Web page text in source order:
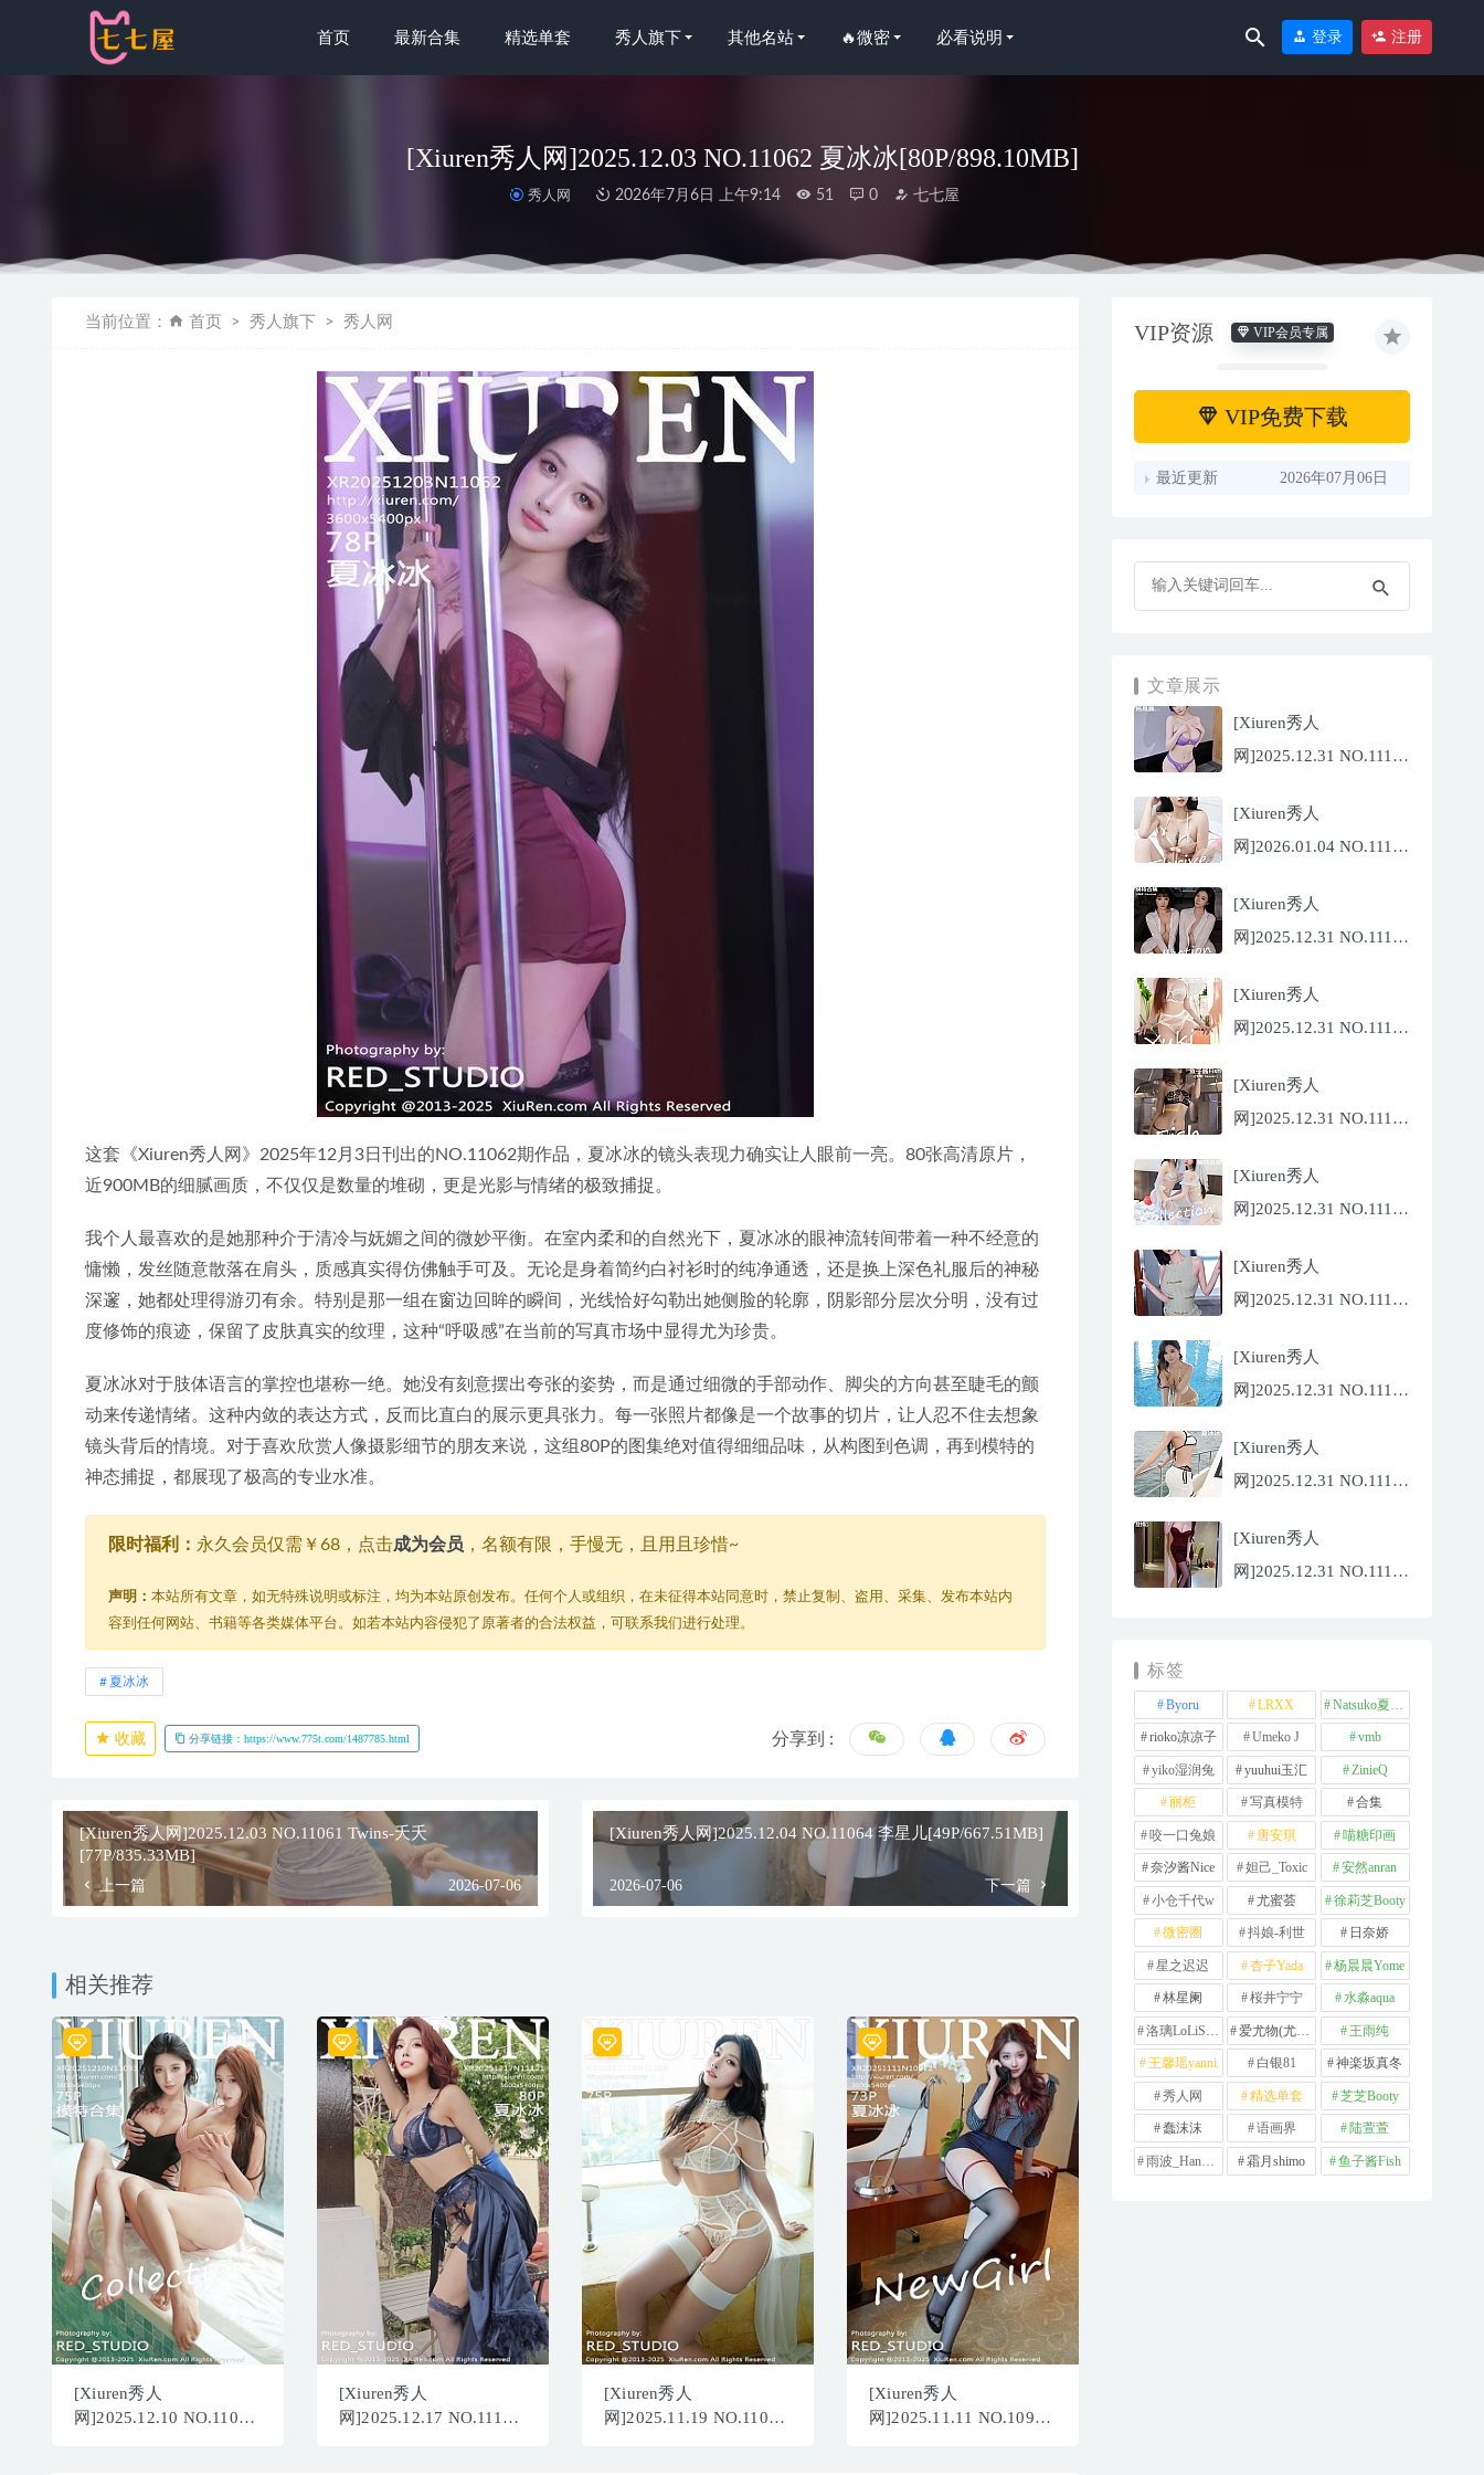
首页 最新合集 精选单套 秀人旗下 其他名站 🔥微密 必看说明 登录 注册
[Xiuren秀人网]2025.12.03 NO.11062 夏冰冰[80P/898.10MB]
秀人网 2026年7月6日 上午9:14 51 0 七七屋
当前位置： 首页 秀人旗下 秀人网
这套《Xiuren秀人网》2025年12月3日刊出的NO.11062期作品，夏冰冰的镜头表现力确实让人眼前一亮。80张高清原片，
近900MB的细腻画质，不仅仅是数量的堆砌，更是光影与情绪的极致捕捉。
我个人最喜欢的是她那种介于清冷与妩媚之间的微妙平衡。在室内柔和的自然光下，夏冰冰的眼神流转间带着一种不经意的
慵懒，发丝随意散落在肩头，质感真实得仿佛触手可及。无论是身着简约白衬衫时的纯净通透，还是换上深色礼服后的神秘
深邃，她都处理得游刃有余。特别是那一组在窗边回眸的瞬间，光线恰好勾勒出她侧脸的轮廓，阴影部分层次分明，没有过
度修饰的痕迹，保留了皮肤真实的纹理，这种“呼吸感”在当前的写真市场中显得尤为珍贵。
夏冰冰对于肢体语言的掌控也堪称一绝。她没有刻意摆出夸张的姿势，而是通过细微的手部动作、脚尖的方向甚至睫毛的颤
动来传递情绪。这种内敛的表达方式，反而比直白的展示更具张力。每一张照片都像是一个故事的切片，让人忍不住去想象
镜头背后的情境。对于喜欢欣赏人像摄影细节的朋友来说，这组80P的图集绝对值得细细品味，从构图到色调，再到模特的
神态捕捉，都展现了极高的专业水准。
限时福利： 永久会员仅需￥68，点击成为会员 ，名额有限，手慢无，且用且珍惜~
声明： 本站所有文章，如无特殊说明或标注，均为本站原创发布。任何个人或组织，在未征得本站同意时，禁止复制、盗用、采集、发布本站内
容到任何网站、书籍等各类媒体平台。如若本站内容侵犯了原著者的合法权益，可联系我们进行处理。
夏冰冰
收藏 分享链接：https://www.775t.com/1487785.html 分享到 :
[Xiuren秀人网]2025.12.03 NO.11061 Twins-夭夭
[77P/835.33MB]
上一篇 2026-07-06
[Xiuren秀人网]2025.12.04 NO.11064 李星儿[49P/667.51MB]
2026-07-06 下一篇
相关推荐
[Xiuren秀人
网]2025.12.10 NO.11093
[Xiuren秀人
网]2025.12.17 NO.11121
[Xiuren秀人
网]2025.11.19 NO.11003
[Xiuren秀人
网]2025.11.11 NO.10972
VIP资源 VIP会员专属
VIP免费下载
最近更新 2026年07月06日
文章展示
[Xiuren秀人
网]2025.12.31 NO.11187
[Xiuren秀人
网]2026.01.04 NO.11189
_Thrive[71P/640.85MB]
[Xiuren秀人
网]2025.12.31 NO.11188
[Xiuren秀人
网]2025.12.31 NO.11185
Yuki[75P/942.33MB]
[Xiuren秀人
网]2025.12.31 NO.11186
Fish[79P/773.17MB]
[Xiuren秀人
网]2025.12.31 NO.11184
[82P/854.18MB]
[Xiuren秀人
网]2025.12.31 NO.11183
[Xiuren秀人
网]2025.12.31 NO.11182
[81P/959.10MB]
[Xiuren秀人
网]2025.12.31 NO.11180
[Xiuren秀人
网]2025.12.31 NO.11181
标签
Byoru LRXX Natsuko夏夏子
rioko凉凉子 Umeko J vmb
yiko湿润兔 yuuhui玉汇 ZinieQ
丽柜 写真模特 合集
咬一口兔娘 唐安琪 喵糖印画
奈汐酱Nice 妲己_Toxic 安然anran
小仓千代w 尤蜜荟 徐莉芝Booty
微密圈 抖娘-利世 日奈娇
星之迟迟 杏子Yada 杨晨晨Yome
林星阑 桜井宁宁 水淼aqua
洛璃LoLiSAMA 爱尤物(尤果网) 王雨纯
王馨瑶yanni 白银81 神楽坂真冬
秀人网 精选单套 芝芝Booty
蠢沫沫 语画界 陆萱萱
雨波_HaneAme 霜月shimo 鱼子酱Fish
[微密圈]奶宝妹纸 –酒店浴室大胆放开[55P6V-483M]
ZinieQ – Chunli Street Fighter [38P+15V／1.02GB]
[Xiuren秀人网]2023.10.24 NO.7551 小泡芙winna[50+1P/458MB]